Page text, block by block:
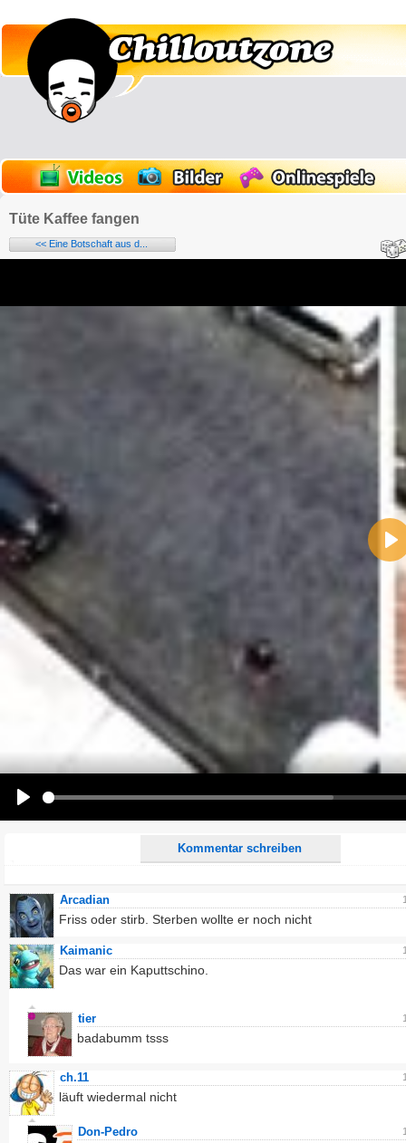
Tüte Kaffee fangen
<< Eine Botschaft aus d...
Kommentar schreiben
Name:
E-Mail-Adresse (optional):
Kommentar:
Alle HTML-Tags außer <br>, <strike> und <i> werden aus Deinem Kommentar entfernt.
URLs werden automatisch umgewandelt. Bitte verwende "www." oder "http://" in URLs
Ich möchte eine E-Mail, wenn auf dieser Seite weitere Kommentare erscheinen.
Arcadian
Friss oder stirb. Sterben wollte er noch nicht
Kaimanic
Das war ein Kaputtschino.
tier
badabumm tsss
ch.11
läuft wiedermal nicht
Don-Pedro